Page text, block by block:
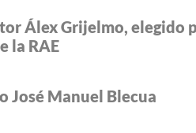
Álex Grijelmo, elegido
la RAE
José Manuel Blecua